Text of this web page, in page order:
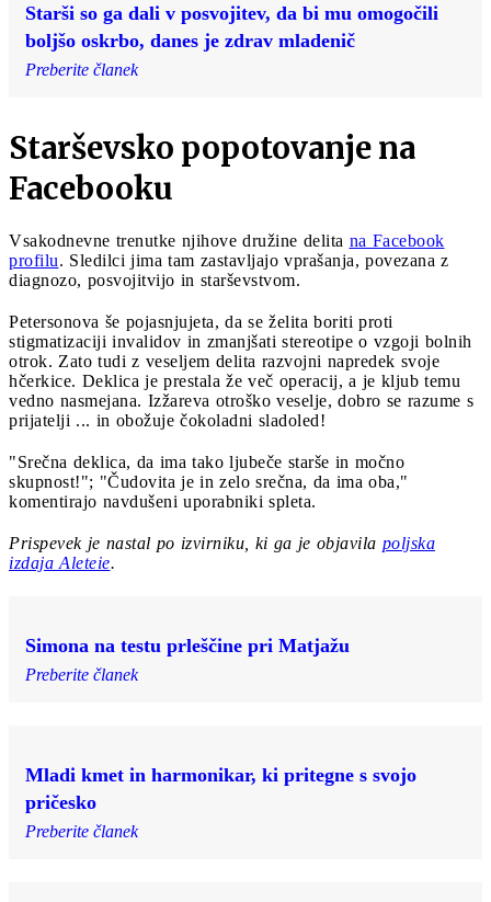
Starši so ga dali v posvojitev, da bi mu omogočili
boljšo oskrbo, danes je zdrav mladenič
Preberite članek
Starševsko popotovanje na
Facebooku
Vsakodnevne trenutke njihove družine delita na Facebook
profilu. Sledilci jima tam zastavljajo vprašanja, povezana z
diagnozo, posvojitvijo in starševstvom.
Petersonova še pojasnjujeta, da se želita boriti proti
stigmatizaciji invalidov in zmanjšati stereotipe o vzgoji bolnih
otrok. Zato tudi z veseljem delita razvojni napredek svoje
hčerkice. Deklica je prestala že več operacij, a je kljub temu
vedno nasmejana. Izžareva otroško veselje, dobro se razume s
prijatelji ... in obožuje čokoladni sladoled!
"Srečna deklica, da ima tako ljubeče starše in močno
skupnost!"; "Čudovita je in zelo srečna, da ima oba,"
komentirajo navdušeni uporabniki spleta.
Prispevek je nastal po izvirniku, ki ga je objavila poljska
izdaja Aleteie.
Simona na testu prleščine pri Matjažu
Preberite članek
Mladi kmet in harmonikar, ki pritegne s svojo
pričesko
Preberite članek